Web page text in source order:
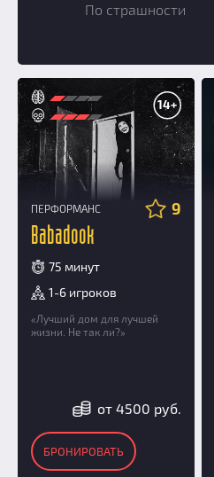
Добавить квест
По страшности
14+
ПЕРФОРМАНС 9
Babadook
75 минут
1-6 игроков
«Лучший дом для лучшей
жизни. Не так ли?»
от 4500 руб.
БРОНИРОВАТЬ